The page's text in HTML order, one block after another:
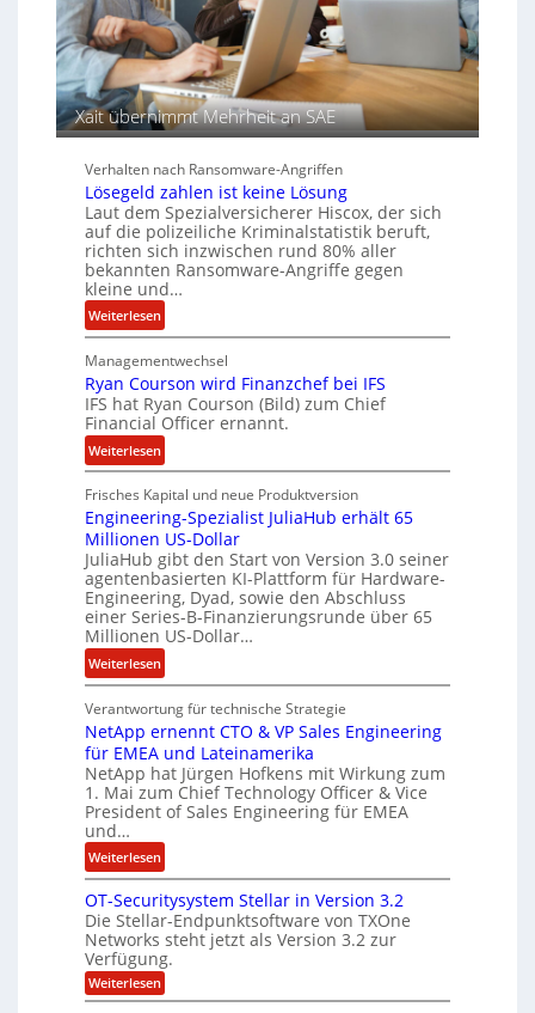
d
e
r
S
p
u
e
n
c
y
a
r
e
i
t
e
n
u
s
m
m
e
n
Xait übernimmt Mehrheit an SAE
Verhalten nach Ransomware-Angriffen
Lösegeld zahlen ist keine Lösung
Laut dem Spezialversicherer Hiscox, der sich
auf die polizeiliche Kriminalstatistik beruft,
richten sich inzwischen rund 80% aller
bekannten Ransomware-Angriffe gegen
kleine und…
Weiterlesen:
L
ö
s
e
g
e
l
d
z
a
h
l
e
n
i
s
e
i
n
e
ö
s
u
n
g
Managementwechsel
Ryan Courson wird Finanzchef bei IFS
IFS hat Ryan Courson (Bild) zum Chief
Financial Officer ernannt.
Weiterlesen:
R
y
a
n
C
o
u
r
s
o
i
r
d
F
n
a
n
z
c
h
e
Frisches Kapital und neue Produktversion
Engineering-Spezialist JuliaHub erhält 65
Millionen US-Dollar
JuliaHub gibt den Start von Version 3.0 seiner
agentenbasierten KI-Plattform für Hardware-
Engineering, Dyad, sowie den Abschluss
einer Series-B-Finanzierungsrunde über 65
Millionen US-Dollar…
Weiterlesen:
E
n
g
n
e
e
r
i
g
-
S
p
e
Verantwortung für technische Strategie
NetApp ernennt CTO & VP Sales Engineering
für EMEA und Lateinamerika
NetApp hat Jürgen Hofkens mit Wirkung zum
1. Mai zum Chief Technology Officer & Vice
President of Sales Engineering für EMEA
und…
Weiterlesen:
N
e
t
A
p
p
OT-Securitysystem Stellar in Version 3.2
Die Stellar-Endpunktsoftware von TXOne
Networks steht jetzt als Version 3.2 zur
Verfügung.
Weiterlesen:
O